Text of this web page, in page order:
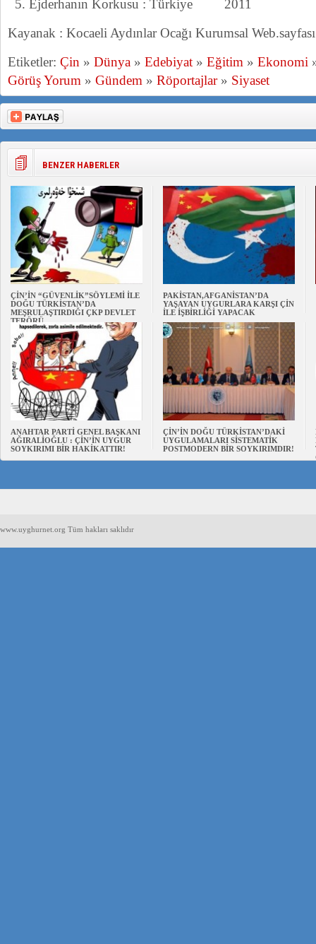
Ejderhanın Korkusu : Türkiye 2011
Kayanak : Kocaeli Aydınlar Ocağı Kurumsal
Etiketler: Çin » Dünya » Edebiyat » Eğitim » Ekonomi
Görüş Yorum » Gündem » Röportajlar» Siyaset
BENZER HABERLER
ÇİN’İN “GÜVENLİK”SÖYLEMİ İLE
DOĞU TÜRKİSTAN’DA
MEŞRULAŞTIRDIĞI ÇKP DEVLET
TERÖRÜ
PAKİSTAN,AFGANİSTAN’DA
YAŞAYAN UYGURLARA KARŞI ÇİN
İLE İŞBİRLİĞİ YAPACAK
ANAHTAR PARTİ GENEL BAŞKANI
AĞIRALİOĞLU : ÇİN’İN UYGUR
SOYKIRIMI BİR HAKİKATTIR!
ÇİN’İN DOĞU TÜRKİSTAN’DAKİ
UYGULAMALARI SİSTEMATİK
POSTMODERN BİR SOYKIRIMDIR!
www.uyghurnet.org Tüm hakları saklıdır